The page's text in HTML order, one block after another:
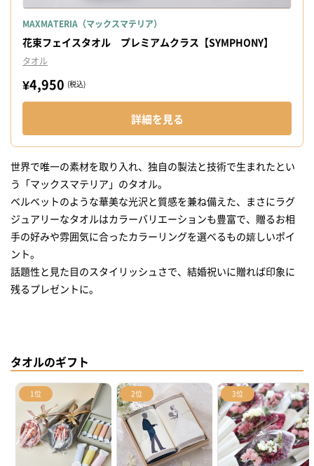
MAXMATERIA（マックスマテリア）
花束フェイスタオル プレミアムクラス【SYMPHONY】
タオル
¥4,950 (税込)
詳細を見る
世界で唯一の素材を取り入れ、独自の製法と技術で生まれたとい
う「マックスマテリア」のタオル。
ベルベットのような華美な光沢と質感を兼ね備えた、まさにラグ
ジュアリーなタオルはカラーバリエーションも豊富で、贈るお相
手の好みや雰囲気に合ったカラーリングを選べるもの嬉しいポイ
ント。
話題性と見た目のスタイリッシュさで、結婚祝いに贈れば印象に
残るプレゼントに。
タオルのギフト
1位 2位 3位